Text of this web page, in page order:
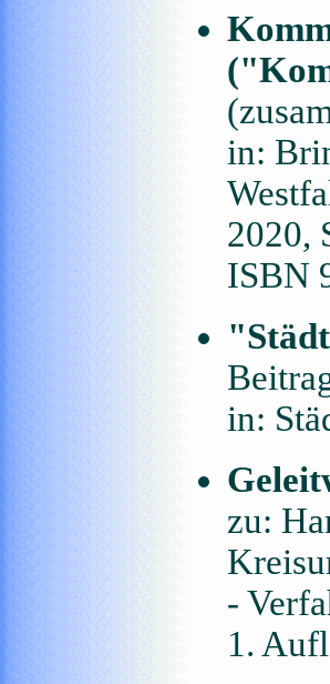
in:
2020,
ISBN
in:
zu:
-
1.